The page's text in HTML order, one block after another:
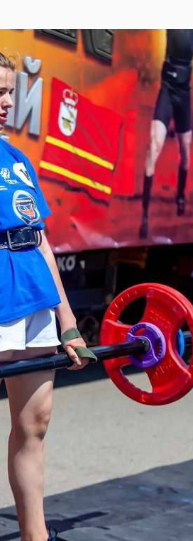
предприятиях. В феврале
службы в зоне СВО.
года. Отпевание погибшего
в храме святого преподобного
сельском кладбище в деревне